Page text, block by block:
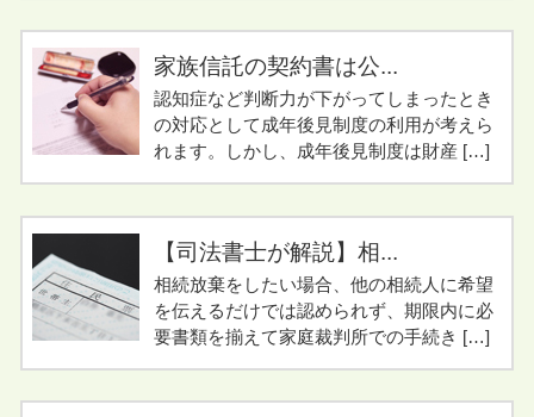
家族信託の契約書は公...
認知症など判断力が下がってしまったとき
の対応として成年後見制度の利用が考えら
れます。しかし、成年後見制度は財産 […]
【司法書士が解説】相...
相続放棄をしたい場合、他の相続人に希望
を伝えるだけでは認められず、期限内に必
要書類を揃えて家庭裁判所での手続き […]